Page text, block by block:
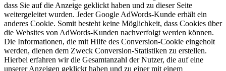
dass Sie auf die Anzeige geklickt haben und zu dieser Seite
weitergeleitet wurden. Jeder Google AdWords-Kunde erhält ein
anderes Cookie. Somit besteht keine Möglichkeit, dass Cookies über
die Websites von AdWords-Kunden nachverfolgt werden können.
Die Informationen, die mit Hilfe des Conversion-Cookie eingeholt
werden, dienen dem Zweck Conversion-Statistiken zu erstellen.
Hierbei erfahren wir die Gesamtanzahl der Nutzer, die auf eine
unserer Anzeigen geklickt haben und zu einer mit einem